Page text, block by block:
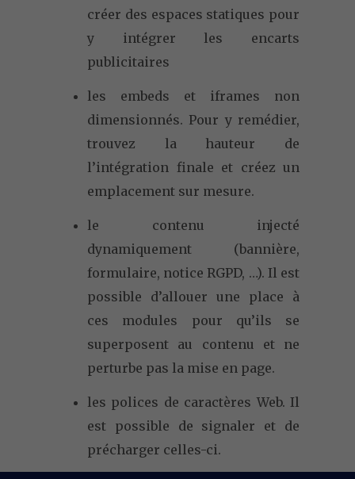
créer des espaces statiques pour
y intégrer les encarts
publicitaires
les embeds et iframes non
dimensionnés. Pour y remédier,
trouvez la hauteur de
l’intégration finale et créez un
emplacement sur mesure.
le contenu injecté
dynamiquement (bannière,
formulaire, notice RGPD, …). Il est
possible d’allouer une place à
ces modules pour qu’ils se
superposent au contenu et ne
perturbe pas la mise en page.
les polices de caractères Web. Il
est possible de signaler et de
précharger celles-ci.